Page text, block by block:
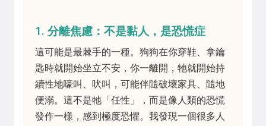
1. 分離焦慮：不是黏人，是恐慌症
這可能是最棘手的一種。狗狗在你穿鞋、拿鑰
匙時就開始坐立不安，你一離開，牠就開始持
續性地嚎叫、吠叫，可能伴隨破壞家具、隨地
便溺。這不是牠「任性」，而是像人類的恐慌
發作一樣，感到極度恐懼。我發現一個很多人